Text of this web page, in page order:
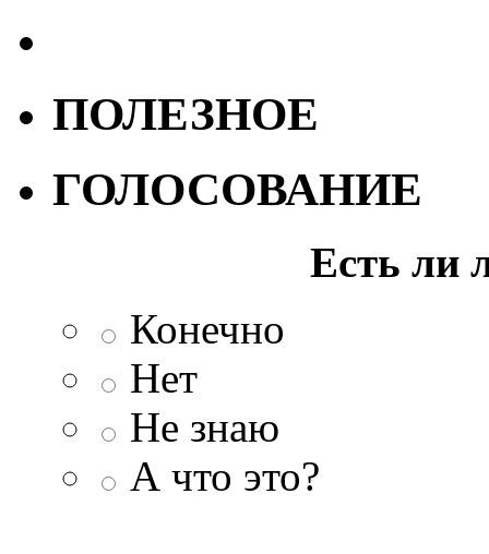
ПОЛЕЗНОЕ
ГОЛОСОВАНИЕ
Есть ли
Конечно
Нет
Не знаю
А что это?